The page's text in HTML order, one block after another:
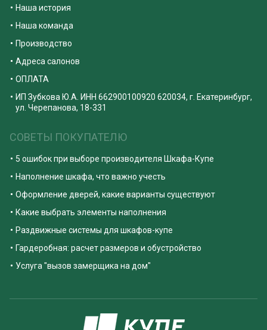
Наша история
Наша команда
Производство
Адреса салонов
ОПЛАТА
ИП Зубкова Ю.А. ИНН 662900100920 620034, г. Екатеринбург,
ул. Черепанова, 18-331
СОВЕТЫ ПОКУПАТЕЛЮ
5 ошибок при выборе производителя Шкафа-Купе
Наполнение шкафа, что важно учесть
Оформление дверей, какие варианты существуют
Какие выбрать элементы наполнения
Раздвижные системы для шкафов-купе
Гардеробная: расчет размеров и обустройство
Услуга "вызов замерщика на дом"